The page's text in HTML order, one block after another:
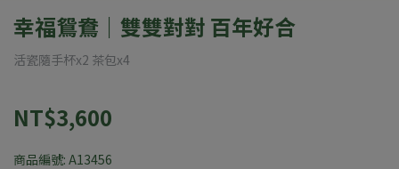
幸福鴛鴦｜雙雙對對 百年好合
活瓷隨手杯x2 茶包x4
NT$3,600
商品編號: A13456